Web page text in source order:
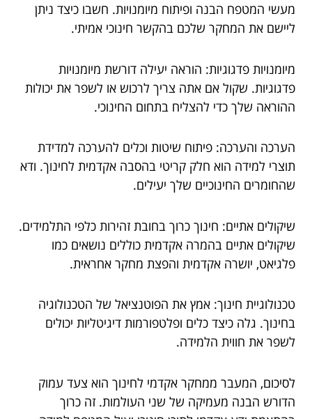
מעשי המטפח הבנה ופיתוח מיומנויות. חשבו כיצד ניתן
ליישם את המחקר שלכם בהקשר חינוכי אמיתי.
מיומנויות פדגוגיות: הוראה יעילה דורשת מיומנויות
פדגוגיות. שקול אם אתה צריך לרכוש או לשפר את יכולות
ההוראה שלך כדי להצליח בתחום החינוכי.
הערכה והערכה: פיתוח שיטות וכלים להערכה למדידת
תוצרי למידה הוא חלק קריטי בהסבה אקדמית לחינוך. ודא
שהחומרים החינוכיים שלך יעילים.
שיקולים אתיים: חינוך כרוך בחובת זהירות כלפי התלמידים.
שיקולים אתיים בהמרה אקדמית כוללים נושאים כמו
פלגיאט, יושרה אקדמית והפצת מחקר אחראית.
טכנולוגיית חינוך: אמץ את הפוטנציאל של הטכנולוגיה
בחינוך. גלה כיצד כלים ופלטפורמות דיגיטליות יכולים
לשפר את חווית הלמידה.
לסיכום, המעבר ממחקר אקדמי לחינוך הוא צעד עמוק
הדורש הבנה מעמיקה של שני העולמות. זה כרוך